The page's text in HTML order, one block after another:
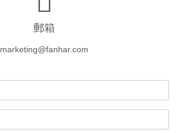
郵箱
marketing@fanhar.com